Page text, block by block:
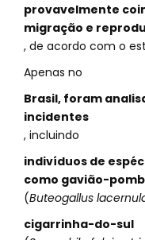
provavelmente
migração e
, de acordo com o
Apenas no
Brasil, foram
incidentes
, incluindo
indivíduos de
como gavião-
(Buteogallus
cigarrinha-do-sul